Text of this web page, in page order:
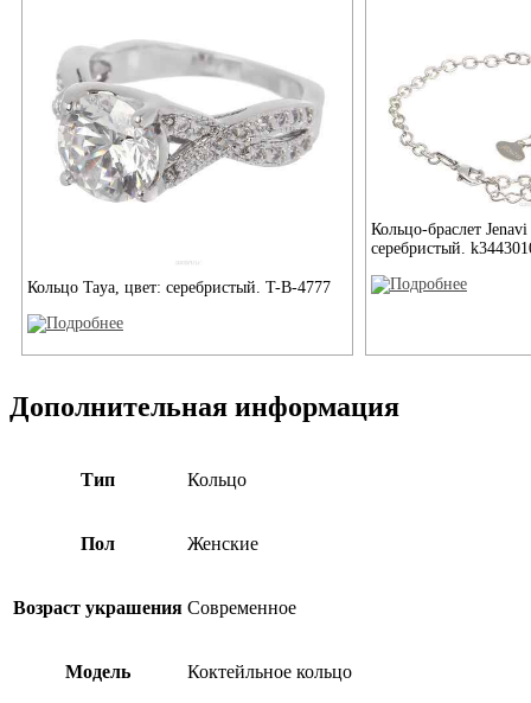
Кольцо Taya, цвет: серебристый. T-B-4777
Кольцо-браслет
серебристый.
Дополнительная информация
Тип Кольцо
Пол Женские
Возраст украшения Современное
Модель Коктейльное кольцо